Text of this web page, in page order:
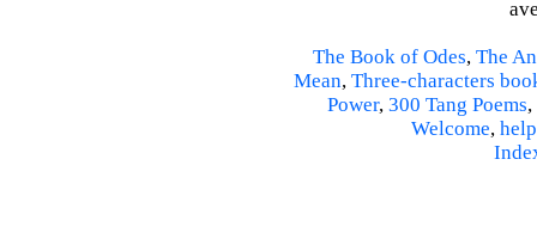
The Book of Odes, The
Mean, Three-characters
Power, 300 Tang Poems,
Welcome, help